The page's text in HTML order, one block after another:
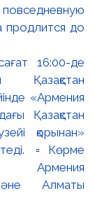
продлится до